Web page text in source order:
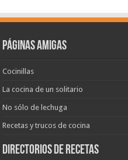
Páginas amigas
Cocinillas
La cocina de un solitario
No sólo de lechuga
Recetas y trucos de cocina
Directorios de recetas